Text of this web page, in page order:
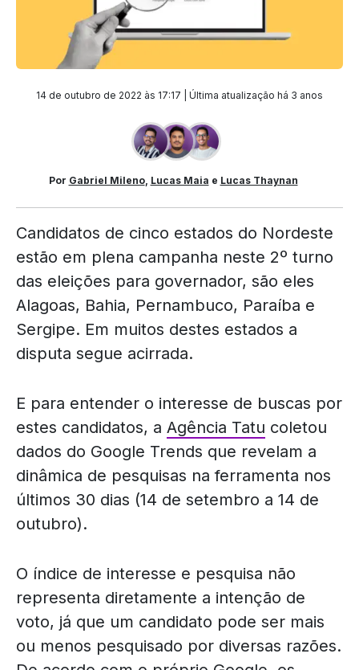
14 de outubro de 2022 às 17:17 | Última atualização há 3 anos
Por Gabriel Mileno, Lucas Maia e Lucas Thaynan
Candidatos de cinco estados do Nordeste
estão em plena campanha neste 2º turno
das eleições para governador, são eles
Alagoas, Bahia, Pernambuco, Paraíba e
Sergipe. Em muitos destes estados a
disputa segue acirrada.
E para entender o interesse de buscas por
estes candidatos, a Agência Tatu coletou
dados do Google Trends que revelam a
dinâmica de pesquisas na ferramenta nos
últimos 30 dias (14 de setembro a 14 de
outubro).
O índice de interesse e pesquisa não
representa diretamente a intenção de
voto, já que um candidato pode ser mais
ou menos pesquisado por diversas razões.